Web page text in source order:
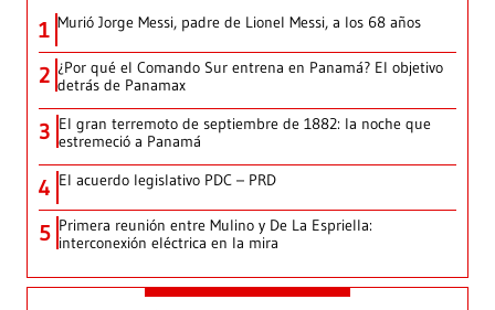
1 Murió Jorge Messi, padre de Lionel Messi, a los 68 años
2 ¿Por qué el Comando Sur entrena en Panamá? El objetivo
detrás de Panamax
3 El gran terremoto de septiembre de 1882: la noche que
estremeció a Panamá
4 El acuerdo legislativo PDC – PRD
5 Primera reunión entre Mulino y De La Espriella:
interconexión eléctrica en la mira